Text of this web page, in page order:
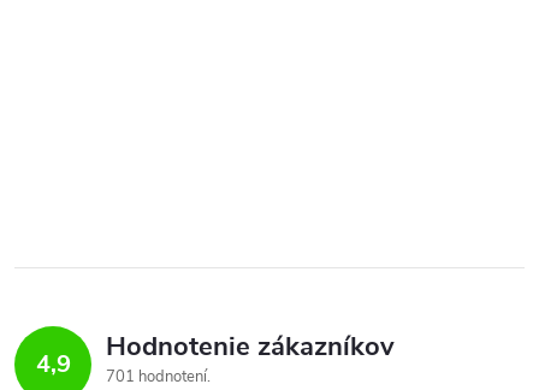
4,9 Hodnotenie zákazníkov
701 hodnotení